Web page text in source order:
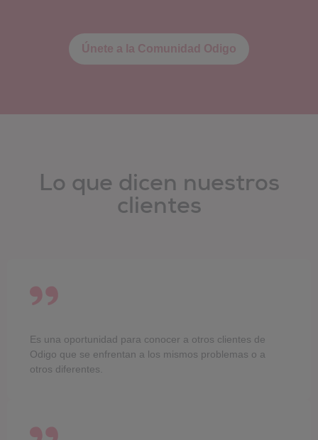
Únete a la Comunidad Odigo
Lo que dicen nuestros
clientes
Es una oportunidad para conocer a otros clientes de
Odigo que se enfrentan a los mismos problemas o a
otros diferentes.